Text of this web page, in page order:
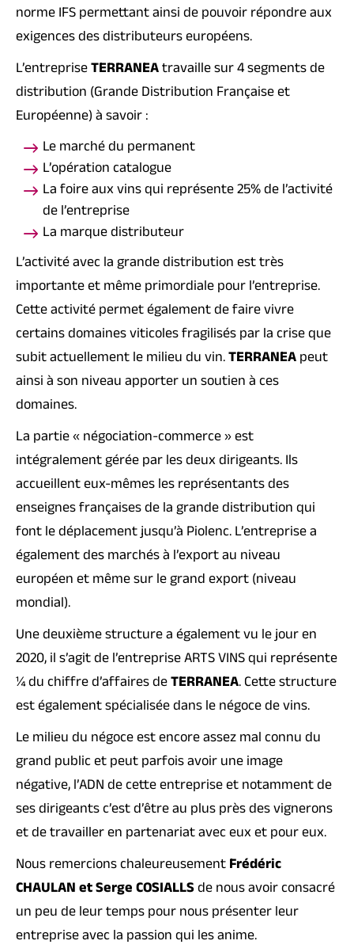
norme IFS permettant ainsi de pouvoir répondre aux
exigences des distributeurs européens.
L’entrepriseTERRANEAtravaille sur 4 segments de
distribution (Grande Distribution Française et
Européenne) à savoir :
Le marché du permanent
L’opération catalogue
La foire aux vins qui représente 25% de l’activité
de l’entreprise
La marque distributeur
L’activité avec la grande distribution est très
importante et même primordiale pour l’entreprise.
Cette activité permet également de faire vivre
certains domaines viticoles fragilisés par la crise que
subit actuellement le milieu du vin.TERRANEApeut
ainsi à son niveau apporter un soutien à ces
domaines.
La partie « négociation-commerce » est
intégralement gérée par les deux dirigeants. Ils
accueillent eux-mêmes les représentants des
enseignes françaises de la grande distribution qui
font le déplacement jusqu’à Piolenc. L’entreprise a
également des marchés à l’export au niveau
européen et même sur le grand export (niveau
mondial).
Une deuxième structure a également vu le jour en
2020, il s’agit de l’entreprise ARTS VINS qui représente
¼ du chiffre d’affaires deTERRANEA. Cette structure
est également spécialisée dans le négoce de vins.
Le milieu du négoce est encore assez mal connu du
grand public et peut parfois avoir une image
négative, l’ADN de cette entreprise et notamment de
ses dirigeants c’est d’être au plus près des vignerons
et de travailler en partenariat avec eux et pour eux.
Nous remercions chaleureusementFrédéric
CHAULAN et Serge COSIALLSde nous avoir consacré
un peu de leur temps pour nous présenter leur
entreprise avec la passion qui les anime.